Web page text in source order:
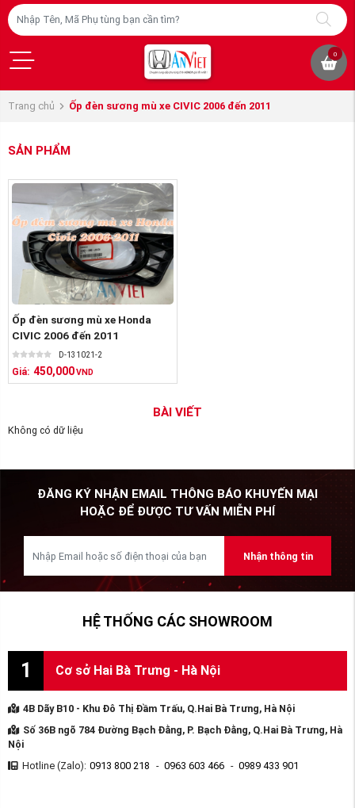
0
Trang chủ Ốp đèn sương mù xe CIVIC 2006 đến 2011
SẢN PHẨM
Ốp đèn sương mù xe Honda
CIVIC 2006 đến 2011
D-131021-2
Giá: 450,000 VND
BÀI VIẾT
Không có dữ liệu
ĐĂNG KÝ NHẬN EMAIL THÔNG BÁO KHUYẾN MẠI
HOẶC ĐỂ ĐƯỢC TƯ VẤN MIỄN PHÍ
Nhận thông tin
HỆ THỐNG CÁC SHOWROOM
1 Cơ sở Hai Bà Trưng - Hà Nội
4B Dãy B10 - Khu Đô Thị Đầm Trấu, Q.Hai Bà Trưng, Hà Nội
Số 36B ngõ 784 Đường Bạch Đằng, P. Bạch Đằng, Q.Hai Bà Trưng, Hà
Nội
Hotline (Zalo): 0913 800 218 - 0963 603 466 - 0989 433 901